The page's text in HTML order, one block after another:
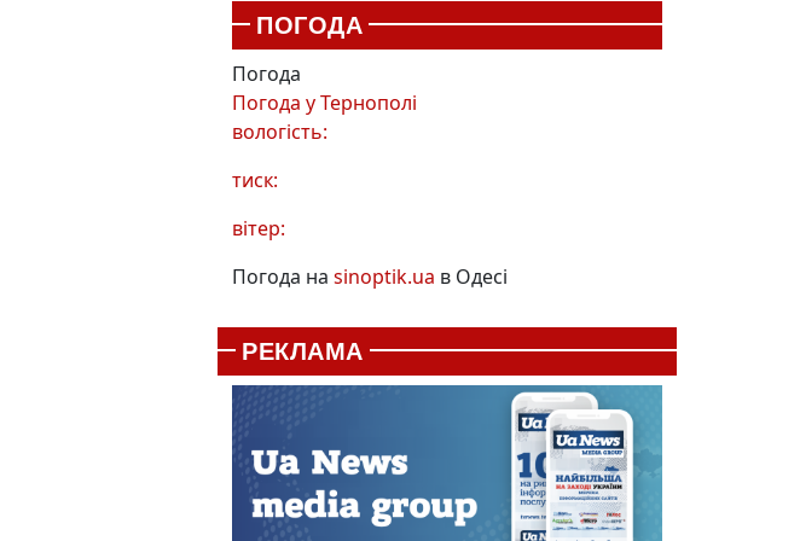
ПОГОДА
Погода
Погода уТернополі
вологість:
тиск:
вітер:
Погода на sinoptik.ua в Одесі
РЕКЛАМА